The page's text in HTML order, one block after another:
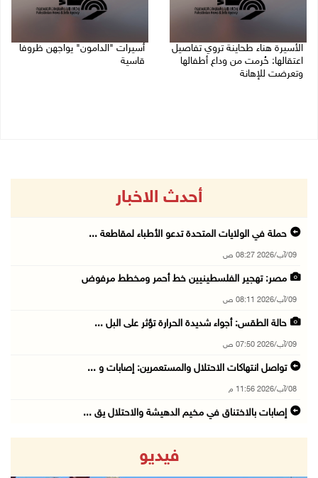
الأسيرة هناء طحاينة تروي تفاصيل
اعتقالها: حُرمت من وداع أطفالها
وتعرضت للإهانة
أسيرات "الدامون" يواجهن ظروفا
قاسية
أحدث الاخبار
حملة في الولايات المتحدة تدعو الأطباء لمقاطعة ...
09/آب/2026 08:27 ص
مصر: تهجير الفلسطينيين خط أحمر ومخطط مرفوض
09/آب/2026 08:11 ص
حالة الطقس: أجواء شديدة الحرارة تؤثر على البل ...
09/آب/2026 07:50 ص
تواصل انتهاكات الاحتلال والمستعمرين: إصابات و ...
08/آب/2026 11:56 م
إصابات بالاختناق في مخيم الدهيشة والاحتلال يق ...
قوات الاحتلال تقتحم مدينة البيرة
فيديو